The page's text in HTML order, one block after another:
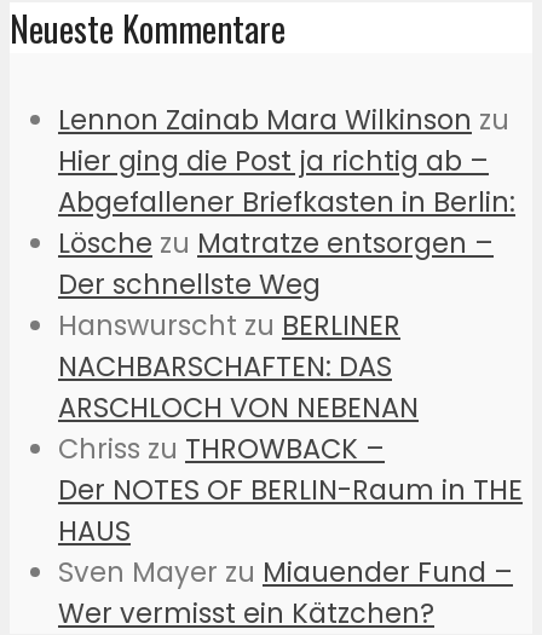
Neueste Kommentare
Lennon Zainab Mara Wilkinson zu
Hier ging die Post ja richtig ab –
Abgefallener Briefkasten in Berlin:
Lösche zu Matratze entsorgen –
Der schnellste Weg
Hanswurscht zu BERLINER
NACHBARSCHAFTEN: DAS
ARSCHLOCH VON NEBENAN
Chriss zu THROWBACK –
Der NOTES OF BERLIN-Raum in THE
HAUS
Sven Mayer zu Miauender Fund –
Wer vermisst ein Kätzchen?